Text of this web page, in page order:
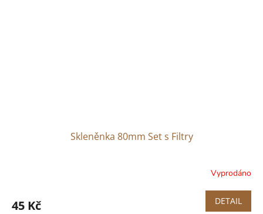
Skleněnka 80mm Set s Filtry
Vyprodáno
45 Kč DETAIL